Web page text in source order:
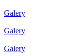
Galery
Galery
Galery